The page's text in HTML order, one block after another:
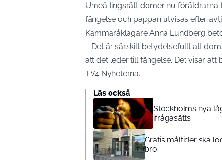
Umeå tingsrätt dömer nu föräldrarna
fängelse och pappan utvisas efter
Kammaråklagare Anna Lundberg
– Det är särskilt betydelsefullt att
att det leder till fängelse. Det visar att
TV4 Nyheterna.
Läs också
Stockholms nya
ifrågasätts
Gratis måltider ska
bro”